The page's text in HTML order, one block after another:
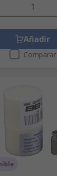
Añadir
Comparar